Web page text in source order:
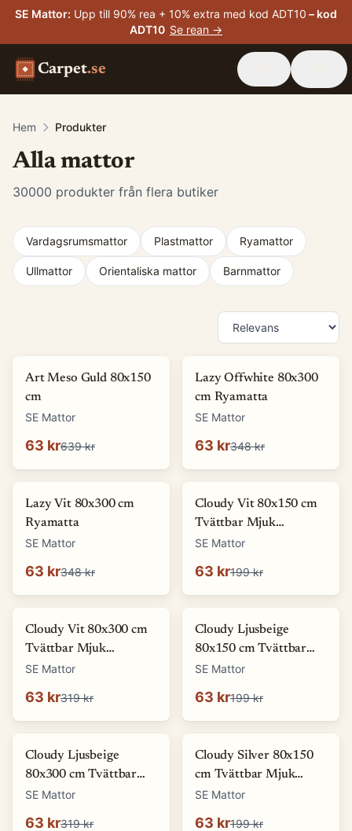
SE Mattor: Upp till 90% rea + 10% extra med kod ADT10 – kod
ADT10 Se rean →
Carpet.se
Hem Produkter
Alla mattor
30000 produkter från flera butiker
Vardagsrumsmattor Plastmattor Ryamattor
Ullmattor Orientaliska mattor Barnmattor
-90 %
Art Meso Guld 80x150
cm
SE Mattor
63 kr639 kr
-
Lazy Offwhite 80x300
cm Ryamatta
SE Mattor
63 kr348 kr
-
Lazy Vit 80x300 cm
Ryamatta
SE Mattor
63 kr348 kr
-68
Cloudy Vit 80x150 cm
Tvättbar Mjuk
Ryamatta
SE Mattor
63 kr199 kr
-80
Cloudy Vit 80x300 cm
Tvättbar Mjuk
Ryamatta
SE Mattor
63 kr319 kr
-68
Cloudy Ljusbeige
80x150 cm Tvättbar
Mjuk Ryamatta
SE Mattor
63 kr199 kr
-80
Cloudy Ljusbeige
80x300 cm Tvättbar
Mjuk Ryamatta
SE Mattor
63 kr319 kr
-68
Cloudy Silver 80x150
cm Tvättbar Mjuk
Ryamatta
SE Mattor
63 kr199 kr